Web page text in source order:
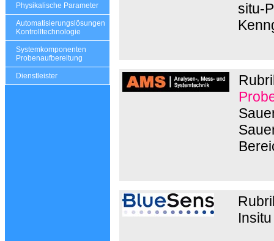
Physikalische Parameter
Automatisierungslösungen
Kontrolltechnologie
Systemkomponenten
Probenaufbereitung
Dienstleister
situ-